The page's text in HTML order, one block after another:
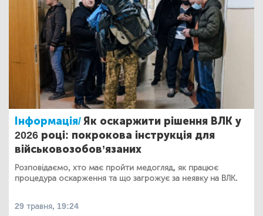
Інформація/Як оскаржити рішення ВЛК у
2026 році: покрокова інструкція для
військовозобов’язаних
Розповідаємо, хто має пройти медогляд, як працює
процедура оскарження та що загрожує за неявку на ВЛК.
29 травня, 19:24